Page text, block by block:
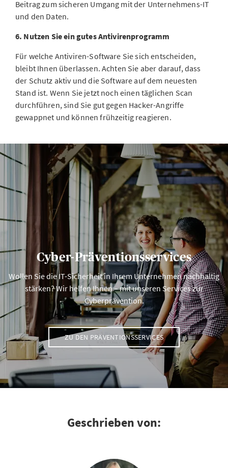
Beitrag zum sicheren Umgang mit der Unternehmens-IT
und den Daten.
6. Nutzen Sie ein gutes Antivirenprogramm
Für welche Antiviren-Software Sie sich entscheiden,
bleibt Ihnen überlassen. Achten Sie aber darauf, dass
der Schutz aktiv und die Software auf dem neuesten
Stand ist. Wenn Sie jetzt noch einen täglichen Scan
durchführen, sind Sie gut gegen Hacker-Angriffe
gewappnet und können frühzeitig reagieren.
Cyber-Präventionsservices
Wollen Sie die IT-Sicherheit in Ihrem Unternehmen nachhaltig
stärken? Wir helfen Ihnen – mit unseren Services zur
Cyberprävention.
ZU DEN PRÄVENTIONSSERVICES
Geschrieben von: